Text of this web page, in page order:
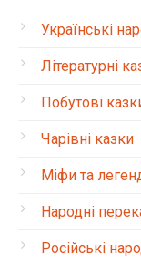
Українські
Літературні
Побутові
Чарівні казки
Міфи та
Народні
Російські